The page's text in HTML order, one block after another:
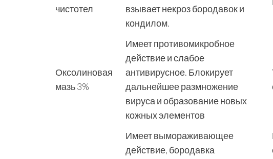
чистотел
взывает некроз бородавок и
кондилом.
Оксолиновая
мазь 3%
Имеет противомикробное
действие и слабое
антивирусное. Блокирует
дальнейшее размножение
вируса и образование новых
кожных элементов
Имеет вымораживающее
действие, бородавка